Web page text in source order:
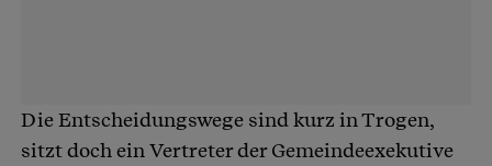
Die Entscheidungswege sind kurz in Trogen,
sitzt doch ein Vertreter der Gemeindeexekutive